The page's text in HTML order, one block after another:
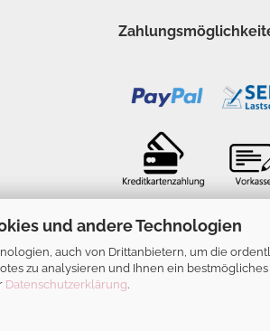
und andere Technologien
auch von Drittanbietern, um die
zu analysieren und Ihnen ein
Datenschutzerklärung.